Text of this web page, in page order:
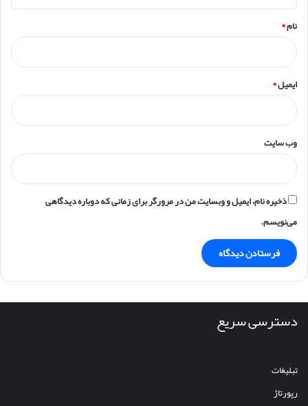
نام*
ایمیل*
وب‌ سایت
ذخیره نام، ایمیل و وبسایت من در مرورگر برای زمانی که دوباره دیدگاهی
می‌نویسم.
دسترسی سریع
تبلیغات
رپورتاژ